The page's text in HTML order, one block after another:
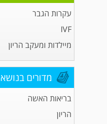
עקרות הגבר
IVF
מיילדות ומעקב הריון
מדורים בנושא
בריאות האשה
הריון